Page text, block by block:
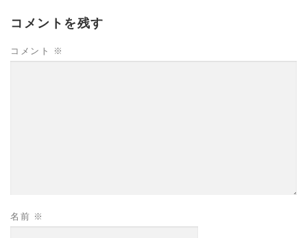
コメントを残す
コメント ※
名前 ※